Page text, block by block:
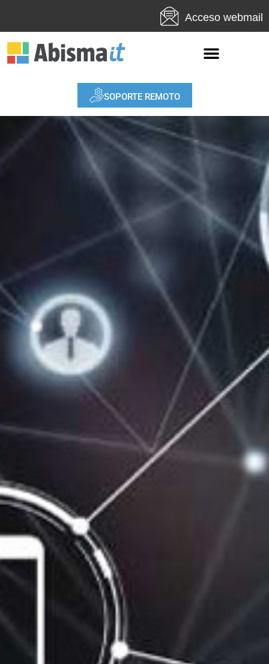
Acceso webmail
SOPORTE REMOTO